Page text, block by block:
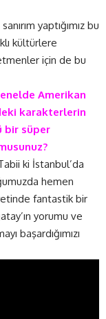
yaptığımız bu
kültürlere
için de bu
Amerikan
karakterlerin
bir süper
ki İstanbul’da
hemen
fantastik bir
yorumu ve
başardığımızı